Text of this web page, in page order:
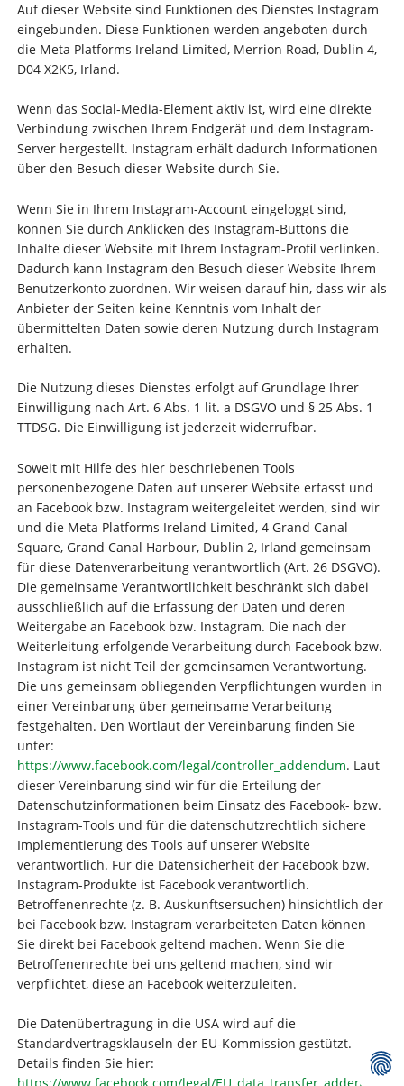
Auf dieser Website sind Funktionen des Dienstes Instagram
eingebunden. Diese Funktionen werden angeboten durch
die Meta Platforms Ireland Limited, Merrion Road, Dublin 4,
D04 X2K5, Irland.
Wenn das Social-Media-Element aktiv ist, wird eine direkte
Verbindung zwischen Ihrem Endgerät und dem Instagram-
Server hergestellt. Instagram erhält dadurch Informationen
über den Besuch dieser Website durch Sie.
Wenn Sie in Ihrem Instagram-Account eingeloggt sind,
können Sie durch Anklicken des Instagram-Buttons die
Inhalte dieser Website mit Ihrem Instagram-Profil verlinken.
Dadurch kann Instagram den Besuch dieser Website Ihrem
Benutzerkonto zuordnen. Wir weisen darauf hin, dass wir als
Anbieter der Seiten keine Kenntnis vom Inhalt der
übermittelten Daten sowie deren Nutzung durch Instagram
erhalten.
Die Nutzung dieses Dienstes erfolgt auf Grundlage Ihrer
Einwilligung nach Art. 6 Abs. 1 lit. a DSGVO und § 25 Abs. 1
TTDSG. Die Einwilligung ist jederzeit widerrufbar.
Soweit mit Hilfe des hier beschriebenen Tools
personenbezogene Daten auf unserer Website erfasst und
an Facebook bzw. Instagram weitergeleitet werden, sind wir
und die Meta Platforms Ireland Limited, 4 Grand Canal
Square, Grand Canal Harbour, Dublin 2, Irland gemeinsam
für diese Datenverarbeitung verantwortlich (Art. 26 DSGVO).
Die gemeinsame Verantwortlichkeit beschränkt sich dabei
ausschließlich auf die Erfassung der Daten und deren
Weitergabe an Facebook bzw. Instagram. Die nach der
Weiterleitung erfolgende Verarbeitung durch Facebook bzw.
Instagram ist nicht Teil der gemeinsamen Verantwortung.
Die uns gemeinsam obliegenden Verpflichtungen wurden in
einer Vereinbarung über gemeinsame Verarbeitung
festgehalten. Den Wortlaut der Vereinbarung finden Sie
unter:
https://www.facebook.com/legal/controller_addendum. Laut
dieser Vereinbarung sind wir für die Erteilung der
Datenschutzinformationen beim Einsatz des Facebook- bzw.
Instagram-Tools und für die datenschutzrechtlich sichere
Implementierung des Tools auf unserer Website
verantwortlich. Für die Datensicherheit der Facebook bzw.
Instagram-Produkte ist Facebook verantwortlich.
Betroffenenrechte (z. B. Auskunftsersuchen) hinsichtlich der
bei Facebook bzw. Instagram verarbeiteten Daten können
Sie direkt bei Facebook geltend machen. Wenn Sie die
Betroffenenrechte bei uns geltend machen, sind wir
verpflichtet, diese an Facebook weiterzuleiten.
Die Datenübertragung in die USA wird auf die
Standardvertragsklauseln der EU-Kommission gestützt.
Details finden Sie hier: